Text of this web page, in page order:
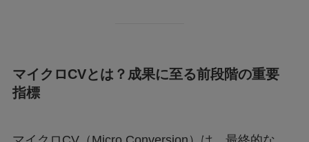
マイクロCVとは？成果に至る前段階の重要
指標